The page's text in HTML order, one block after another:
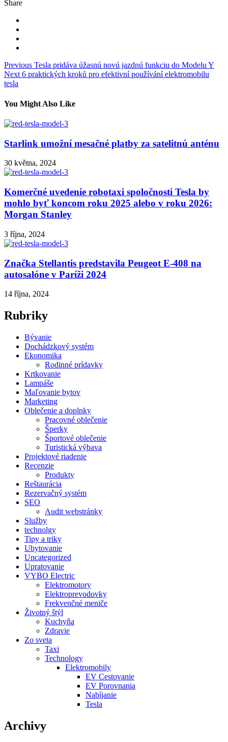
Share
Navigace
pro
Previous Tesla pridáva úžasnú novú jazdnú funkciu do Modelu Y
Next 6 praktických kroků pro efektivní používání elektromobilu
tesla
You Might Also Like
Starlink umožní mesačné platby za satelitnú anténu
30 května, 2024
Komerčné uvedenie robotaxi spoločnosti Tesla by
mohlo byť koncom roku 2025 alebo v roku 2026:
Morgan Stanley
3 října, 2024
Značka Stellantis predstavila Peugeot E-408 na
autosalóne v Paríži 2024
14 října, 2024
Rubriky
Bývanie
Dochádzkový systém
Ekonomika
Rodinné prídavky
Krtkovanie
Lampáše
Maľovanie bytov
Marketing
Oblečenie a doplnky
Pracovné oblečenie
Šperky
Športové oblečenie
Turistická výbava
Projektové riadenie
Recenzie
Produkty
Reštaurácia
Rezervačný systém
SEO
Audit webstránky
Služby
technolgy
Tipy a triky
Ubytovanie
Uncategorized
Upratovanie
VYBO Electric
Elektromotory
Elektroprevodovky
Frekvenčné meniče
Životný štýl
Kuchyňa
Zdravie
Zo sveta
Taxi
Technology
Elektromobily
EV Cestovanie
EV Porovnania
Nabíjanie
Tesla
Archivy